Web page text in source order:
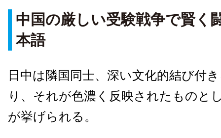
中国の厳しい受験戦争で賢く
本語
日中は隣国同士、深い文化的結び付
り、それが色濃く反映されたものと
が挙げられる。